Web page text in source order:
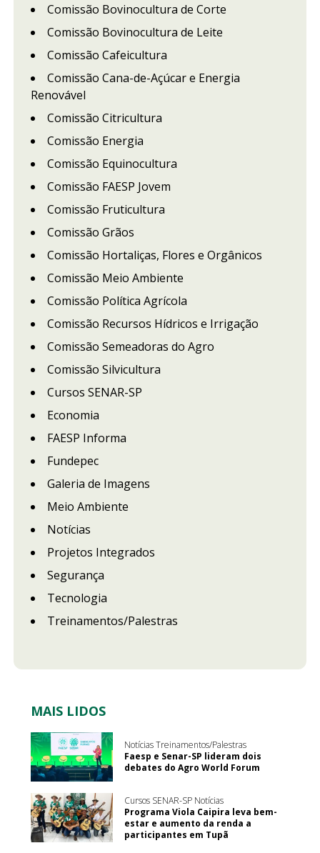
Comissão Bovinocultura de Corte
Comissão Bovinocultura de Leite
Comissão Cafeicultura
Comissão Cana-de-Açúcar e Energia
Renovável
Comissão Citricultura
Comissão Energia
Comissão Equinocultura
Comissão FAESP Jovem
Comissão Fruticultura
Comissão Grãos
Comissão Hortaliças, Flores e Orgânicos
Comissão Meio Ambiente
Comissão Política Agrícola
Comissão Recursos Hídricos e Irrigação
Comissão Semeadoras do Agro
Comissão Silvicultura
Cursos SENAR-SP
Economia
FAESP Informa
Fundepec
Galeria de Imagens
Meio Ambiente
Notícias
Projetos Integrados
Segurança
Tecnologia
Treinamentos/Palestras
MAIS LIDOS
Notícias Treinamentos/Palestras
Faesp e Senar-SP lideram dois
debates do Agro World Forum
Cursos SENAR-SP Notícias
Programa Viola Caipira leva bem-
estar e aumento da renda a
participantes em Tupã